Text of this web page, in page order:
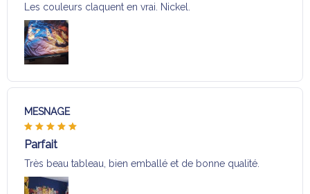
Les couleurs claquent en vrai. Nickel.
MESNAGE
Parfait
Très beau tableau, bien emballé et de bonne qualité.